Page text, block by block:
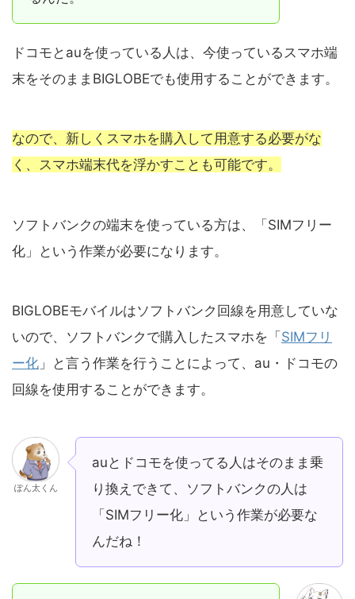
ドコモとauを使っている人は、今使っているスマホ端
末をそのままBIGLOBEでも使用することができます。
なので、新しくスマホを購入して用意する必要がな
く、スマホ端末代を浮かすことも可能です。
ソフトバンクの端末を使っている方は、「SIMフリー
化」という作業が必要になります。
BIGLOBEモバイルはソフトバンク回線を用意していな
いので、ソフトバンクで購入したスマホを「 SIMフリ
ー化 」と言う作業を行うことによって、au・ドコモの
回線を使用することができます。
ぽん太くん
auとドコモを使ってる人はそのまま乗
り換えできて、ソフトバンクの人は
「SIMフリー化」という作業が必要な
んだね！